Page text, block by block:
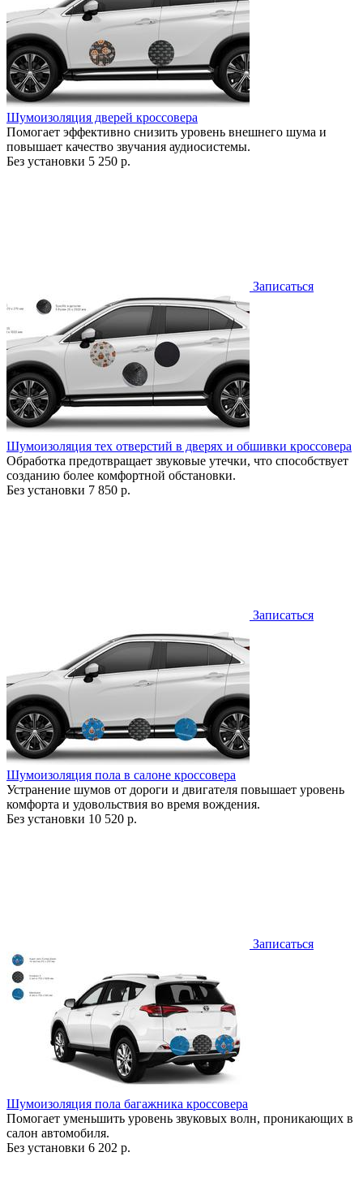
Шумоизоляция дверей кроссовера
Помогает эффективно снизить уровень внешнего шума и
повышает качество звучания аудиосистемы.
Без установки 5 250 р.
Записаться
Шумоизоляция тех отверстий в дверях и обшивки кроссовера
Обработка предотвращает звуковые утечки, что способствует
созданию более комфортной обстановки.
Без установки 7 850 р.
Записаться
Шумоизоляция пола в салоне кроссовера
Устранение шумов от дороги и двигателя повышает уровень
комфорта и удовольствия во время вождения.
Без установки 10 520 р.
Записаться
Шумоизоляция пола багажника кроссовера
Помогает уменьшить уровень звуковых волн, проникающих в
салон автомобиля.
Без установки 6 202 р.